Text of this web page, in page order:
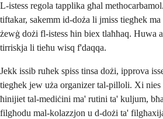
L-istess regola tapplika għal
tiftakar, sakemm id-doża li jmiss tiegħek
żewġ dożi fl-istess ħin biex tlaħħaq. Huwa
tirriskja li tieħu wisq f'daqqa.
Jekk issib ruħek spiss tinsa dożi, ipprova
tiegħek jew uża organizer tal-pilloli. Xi
ħinijiet tal-mediċini ma' rutini ta' kuljum,
filgħodu mal-kolazzjon u d-dożi ta'